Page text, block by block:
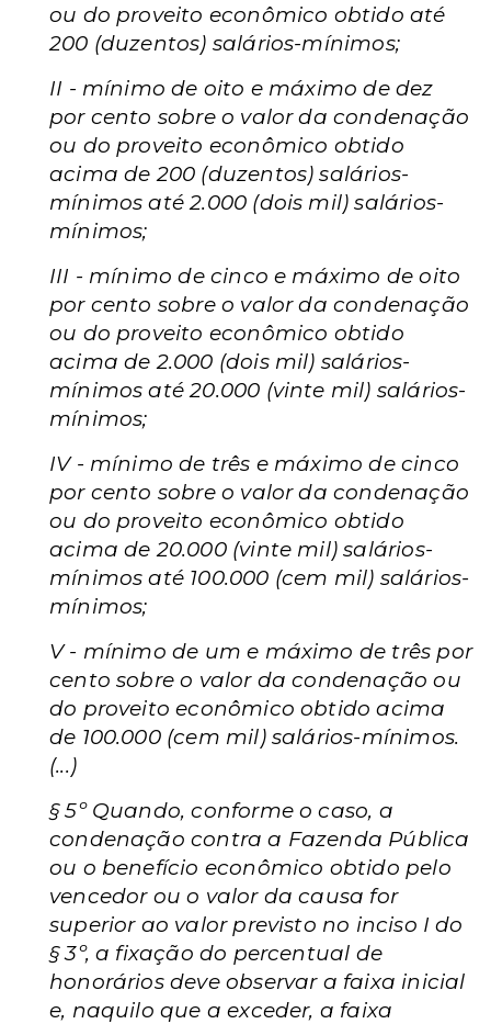
ou do proveito econômico obtido até
200 (duzentos) salários-mínimos;
II - mínimo de oito e máximo de dez
por cento sobre o valor da condenação
ou do proveito econômico obtido
acima de 200 (duzentos) salários-
mínimos até 2.000 (dois mil) salários-
mínimos;
III - mínimo de cinco e máximo de oito
por cento sobre o valor da condenação
ou do proveito econômico obtido
acima de 2.000 (dois mil) salários-
mínimos até 20.000 (vinte mil) salários-
mínimos;
IV - mínimo de três e máximo de cinco
por cento sobre o valor da condenação
ou do proveito econômico obtido
acima de 20.000 (vinte mil) salários-
mínimos até 100.000 (cem mil) salários-
mínimos;
V - mínimo de um e máximo de três por
cento sobre o valor da condenação ou
do proveito econômico obtido acima
de 100.000 (cem mil) salários-mínimos.
(...)
§ 5º Quando, conforme o caso, a
condenação contra a Fazenda Pública
ou o benefício econômico obtido pelo
vencedor ou o valor da causa for
superior ao valor previsto no inciso I do
§ 3º, a fixação do percentual de
honorários deve observar a faixa inicial
e, naquilo que a exceder, a faixa